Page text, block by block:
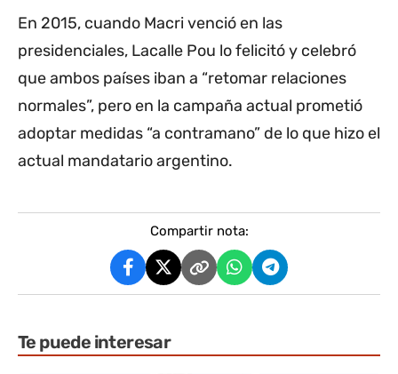
En 2015, cuando Macri venció en las
presidenciales, Lacalle Pou lo felicitó y celebró
que ambos países iban a “retomar relaciones
normales”, pero en la campaña actual prometió
adoptar medidas “a contramano” de lo que hizo el
actual mandatario argentino.
Compartir nota:
Te puede interesar